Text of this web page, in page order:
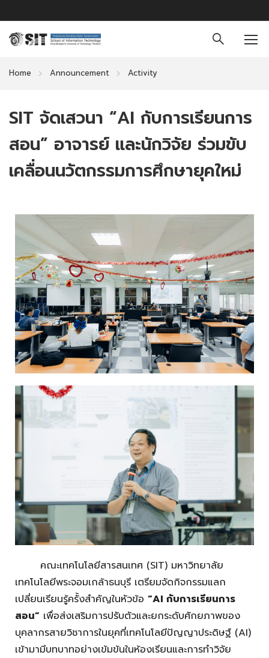
Home Announcement Activity
SIT จัดเสวนา “AI กับการเรียนการ
สอน” อาจารย์ และนักวิจัย ร่วมขับ
เคลื่อนนวัตกรรมการศึกษายุคใหม่
คณะเทคโนโลยีสารสนเทศ (SIT) มหาวิทยาลัย
เทคโนโลยีพระจอมเกล้าธนบุรี เตรียมจัดกิจกรรมแลก
เปลี่ยนเรียนรู้ครั้งสำคัญในหัวข้อ “AI กับการเรียนการ
สอน” เพื่อส่งเสริมการปรับตัวและยกระดับศักยภาพของ
บุคลากรสายวิชาการในยุคที่เทคโนโลยีปัญญาประดิษฐ์ (AI)
เข้ามามีบทบาทอย่างเข้มข้นในห้องเรียนและการทำวิจัย